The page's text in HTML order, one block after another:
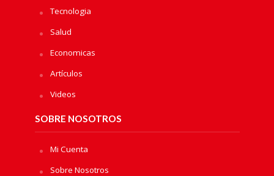
Tecnologia
Salud
Economicas
Artículos
Videos
SOBRE NOSOTROS
Mi Cuenta
Sobre Nosotros